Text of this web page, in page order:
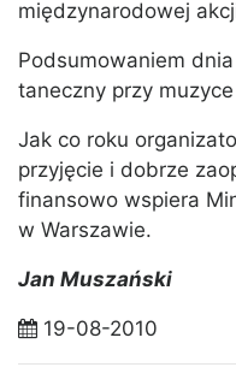
międzynarodowej
Podsumowaniem
taneczny przy muzyce
Jak co roku
przyjęcie i dobrze
finansowo wspiera
w Warszawie.
Jan Muszański
19-08-2010